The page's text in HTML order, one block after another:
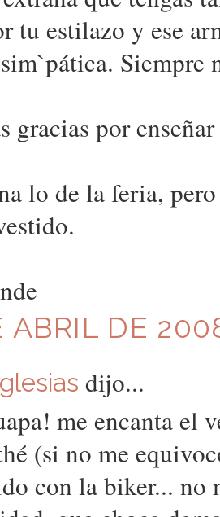
tu estilazo y ese
Siempre
gracias por
lo de la feria,
ABRIL DE
dijo...
me encanta el
(si no me
con la biker... no